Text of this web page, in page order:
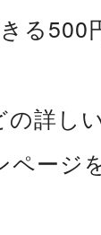
る500
の詳し
ページ